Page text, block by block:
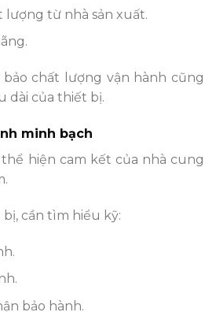
lượng từ nhà sản xuất.
chất lượng vận hành cũng
dài của thiết bị.
minh bạch
hiện cam kết của nhà cung
cần tìm hiểu kỹ:
bảo hành.